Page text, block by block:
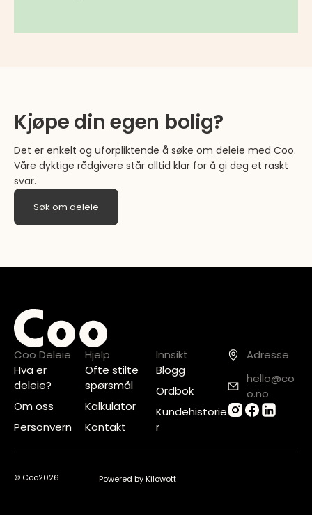
Kjøpe din egen bolig?
Det er enkelt og uforpliktende å søke om deleie med Coo.
Våre dyktige rådgivere står alltid klar for å gi deg et raskt
svar.
Søk om deleie
Coo Deleie
Hva er
deleie?
Om oss
Personvern
Hjelp
Ofte stilte
spørsmål
Kalkulator
Kontakt
Innsikt
Blogg
Ordbok
Kundehistorie
r
Adresse
hello@co
o.no
© Coo2026 Powered by Kilowott